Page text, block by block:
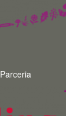
Parceria